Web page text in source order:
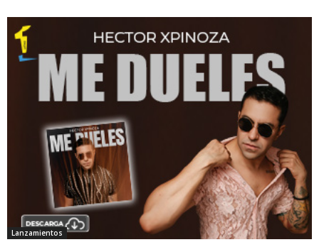
Lanzamientos